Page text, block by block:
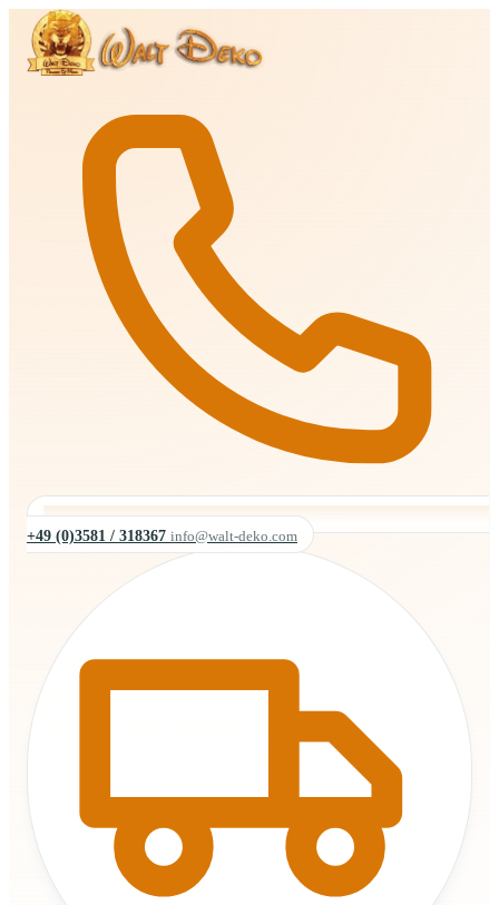
+49 (0)3581 / 318367 info@walt-deko.com